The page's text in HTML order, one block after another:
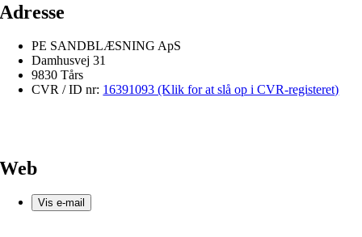
Adresse
PE SANDBLÆSNING ApS
Damhusvej 31
9830 Tårs
CVR / ID nr: 16391093 (Klik for at slå op i CVR-registeret)
Web
Vis e-mail